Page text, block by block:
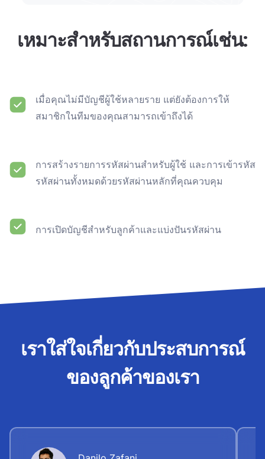
เหมาะสำหรับสถานการณ์เช่น:
เมื่อคุณไม่มีบัญชีผู้ใช้หลายราย แต่ยังต้องการให้
สมาชิกในทีมของคุณสามารถเข้าถึงได้
การสร้างรายการรหัสผ่านสำหรับผู้ใช้ และการเข้ารหัส
รหัสผ่านทั้งหมดด้วยรหัสผ่านหลักที่คุณควบคุม
การเปิดบัญชีสำหรับลูกค้าและแบ่งปันรหัสผ่าน
เราใส่ใจเกี่ยวกับประสบการณ์
ของลูกค้าของเรา